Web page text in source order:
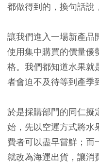
都做得到的，換句話說
讓我們進入一場新產品
使用集中購買的價量優
格。我們都知道水果就
者會迫不及待等到產季
於是採購部門的同仁擬
始，先以空運方式將水
費者可以盡早嘗鮮；而
就改為海運出貨，讓消